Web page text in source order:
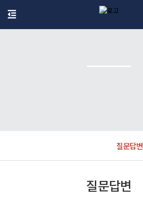
질문답변
질문답변